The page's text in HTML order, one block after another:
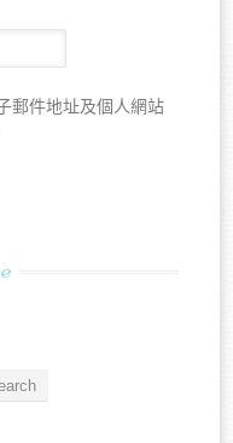
郵件地址及個人網站